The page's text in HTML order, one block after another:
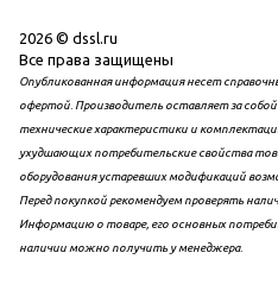
2026 © dssl.ru
Все права защищены
Опубликованная информация несет
офертой. Производитель оставляет за собой
технические характеристики и
ухудшающих потребительские свойства
оборудования устаревших модификаций
Перед покупкой рекомендуем проверять
Информацию о товаре, его основных
наличии можно получить у менеджера.